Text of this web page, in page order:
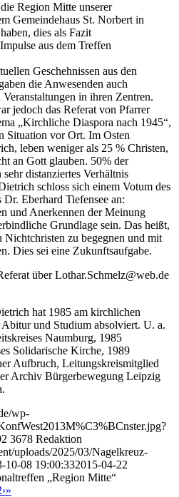
Region Mitte unserer
Gemeindehaus St. Norbert in
dies als Fazit
aus dem Treffen
Geschehnissen aus den
die Anwesenden auch
in ihren Zentren.
jedoch das Referat von Pfarrer
„Kirchliche Diaspora nach 1945“,
Situation vor Ort. Im Osten
leben weniger als 25 % Christen,
an Gott glauben. 50% der
distanziertes Verhältnis
schloss sich einem Votum des
Eberhard Tiefensee an:
und Anerkennen der Meinung
Grundlage sein. Das heißt,
zu begegnen und mit
Dies sei eine Zukunftsaufgabe.
über Lothar.Schmelz@web.de
hat 1985 am kirchlichen
und Studium absolviert. U. a.
Naumburg, 1985
Solidarische Kirche, 1989
Aufbruch, Leitungskreismitglied
Archiv Bürgerbewegung Leipzig
wp-
3678 Redaktion
uploads/2025/03/Nagelkreuz-
10-08 19:00:332015-04-22
„Region Mitte“
›»